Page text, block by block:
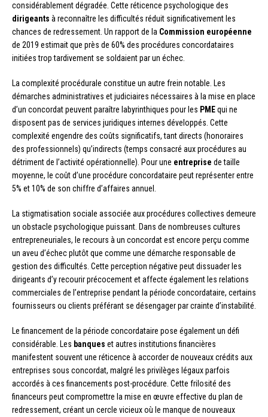
considérablement dégradée. Cette réticence psychologique des
dirigeants à reconnaître les difficultés réduit significativement les
chances de redressement. Un rapport de la Commission européenne
de 2019 estimait que près de 60% des procédures concordataires
initiées trop tardivement se soldaient par un échec.
La complexité procédurale constitue un autre frein notable. Les
démarches administratives et judiciaires nécessaires à la mise en place
d’un concordat peuvent paraître labyrinthiques pour les PMEqui ne
disposent pas de services juridiques internes développés. Cette
complexité engendre des coûts significatifs, tant directs (honoraires
des professionnels) qu’indirects (temps consacré aux procédures au
détriment de l’activité opérationnelle). Pour une entreprise de taille
moyenne, le coût d’une procédure concordataire peut représenter entre
5% et 10% de son chiffre d’affaires annuel.
La stigmatisation sociale associée aux procédures collectives demeure
un obstacle psychologique puissant. Dans de nombreuses cultures
entrepreneuriales, le recours à un concordat est encore perçu comme
un aveu d’échec plutôt que comme une démarche responsable de
gestion des difficultés. Cette perception négative peut dissuader les
dirigeants d’y recourir précocement et affecte également les relations
commerciales de l’entreprise pendant la période concordataire, certains
fournisseurs ou clients préférant se désengager par crainte d’instabilité.
Le financement de la période concordataire pose également un défi
considérable. Les banques et autres institutions financières
manifestent souvent une réticence à accorder de nouveaux crédits aux
entreprises sous concordat, malgré les privilèges légaux parfois
accordés à ces financements post-procédure. Cette frilosité des
financeurs peut compromettre la mise en œuvre effective du plan de
redressement, créant un cercle vicieux où le manque de nouveaux